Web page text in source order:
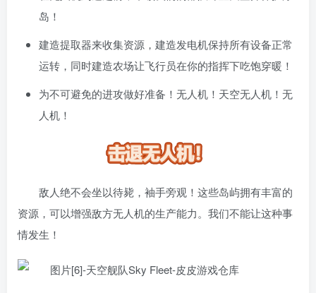
岛！
建造提取器来收集资源，建造发电机保持所有设备正常
运转，同时建造农场让飞行员在你的指挥下吃饱穿暖！
为不可避免的进攻做好准备！无人机！天空无人机！无
人机！
敌人绝不会坐以待毙，袖手旁观！这些岛屿拥有丰富的
资源，可以增强敌方无人机的生产能力。我们不能让这种事
情发生！